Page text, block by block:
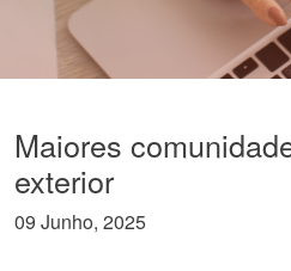
Maiores
exterior
09 Junho, 2025